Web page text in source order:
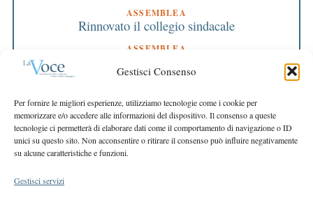
Gestisci Consenso
Per fornire le migliori esperienze, utilizziamo tecnologie come i cookie per
memorizzare e/o accedere alle informazioni del dispositivo. Il consenso a queste
tecnologie ci permetterà di elaborare dati come il comportamento di navigazione o ID
unici su questo sito. Non acconsentire o ritirare il consenso può influire negativamente
su alcune caratteristiche e funzioni.
Gestisci servizi
ASSEMBLEA
Rinnovato il collegio sindacale
ASSEMBLEA
Bilancio approvato all’unanimità e 2 milioni
destinati al territorio
EDITORIALE DIRETTORE
Crescere restando riconoscibili
EDITORIALE PRESIDENTE
Costruire futuro insieme